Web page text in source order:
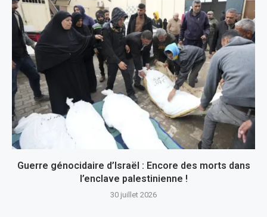
Guerre génocidaire d’Israël : Encore des morts dans
l’enclave palestinienne !
30 juillet 2026